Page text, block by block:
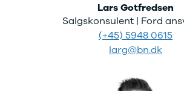
Lars Gotfredsen
Salgskonsulent | Ford
(+45) 5948 0615
larg@bn.dk